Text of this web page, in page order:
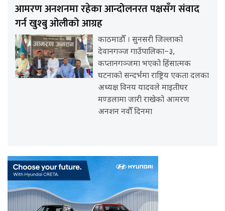
आमरण अनशनमा रहेका आन्दोलनरत पक्षसँग संवाद
गर्न खुश्बु ओलीको आग्रह
काठमाडौँ । सुनसरी जिल्लाको
देवानगञ्ज गाउँपालिका–३,
कप्तानगञ्जमा भएको हिंसात्मक
घटनाको सन्दर्भमा राष्ट्रिय एकता दलका
अध्यक्ष विनय यादवले माइतीघर
मण्डलामा जारी राखेको आमरण
अनशन नवौँ दिनमा